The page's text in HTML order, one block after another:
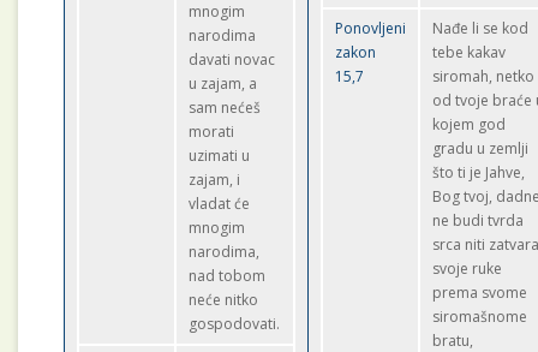
mnogim
narodima
davati novac
u zajam, a
sam nećeš
morati
uzimati u
zajam, i
vladat će
mnogim
narodima,
nad tobom
neće nitko
gospodovati.
Ponovljeni
zakon
15,7
Nađe li se kod
tebe kakav
siromah, netko
od tvoje braće
kojem god
gradu u zemlji
što ti je Jahve,
Bog tvoj,
ne budi tvrda
srca niti
svoje ruke
prema svome
siromašnome
bratu,